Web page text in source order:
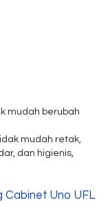
mudah berubah
mudah retak,
dan higienis,
Cabinet Uno UFL